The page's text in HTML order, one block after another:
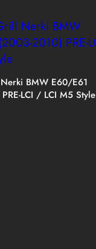
BMW E60/E61
LCI / LCI M5 Style